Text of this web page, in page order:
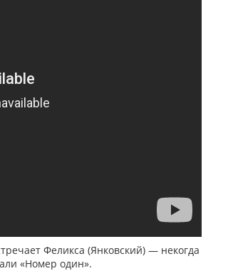
Феликса (Янковский) — некогда
«Номер один».